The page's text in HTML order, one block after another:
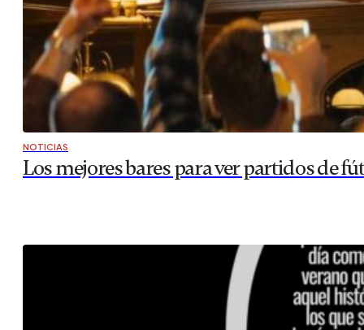
NOTICIAS
Los mejores bares para ver partidos de